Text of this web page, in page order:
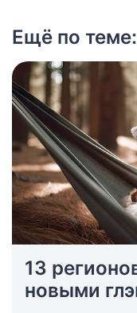
Ещё по теме:
13
новыми